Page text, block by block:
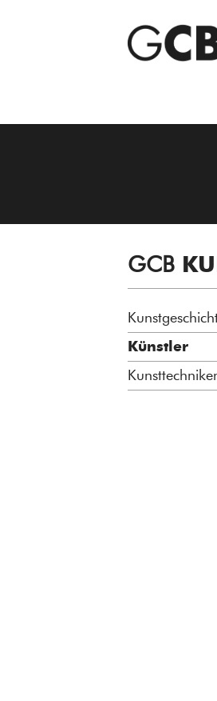
: Undefined variable: atts in /
GCB
Künstler